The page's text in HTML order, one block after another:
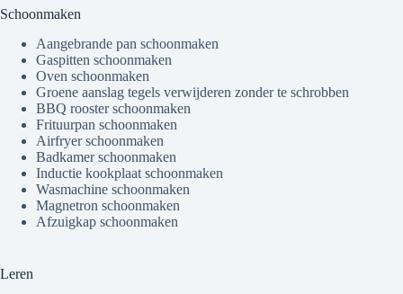
Schoonmaken
Aangebrande pan schoonmaken
Gaspitten schoonmaken
Oven schoonmaken
Groene aanslag tegels verwijderen zonder te schrobben
BBQ rooster schoonmaken
Frituurpan schoonmaken
Airfryer schoonmaken
Badkamer schoonmaken
Inductie kookplaat schoonmaken
Wasmachine schoonmaken
Magnetron schoonmaken
Afzuigkap schoonmaken
Leren